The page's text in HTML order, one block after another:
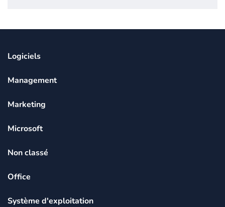
Logiciels
Management
Marketing
Microsoft
Non classé
Office
Système d'exploitation